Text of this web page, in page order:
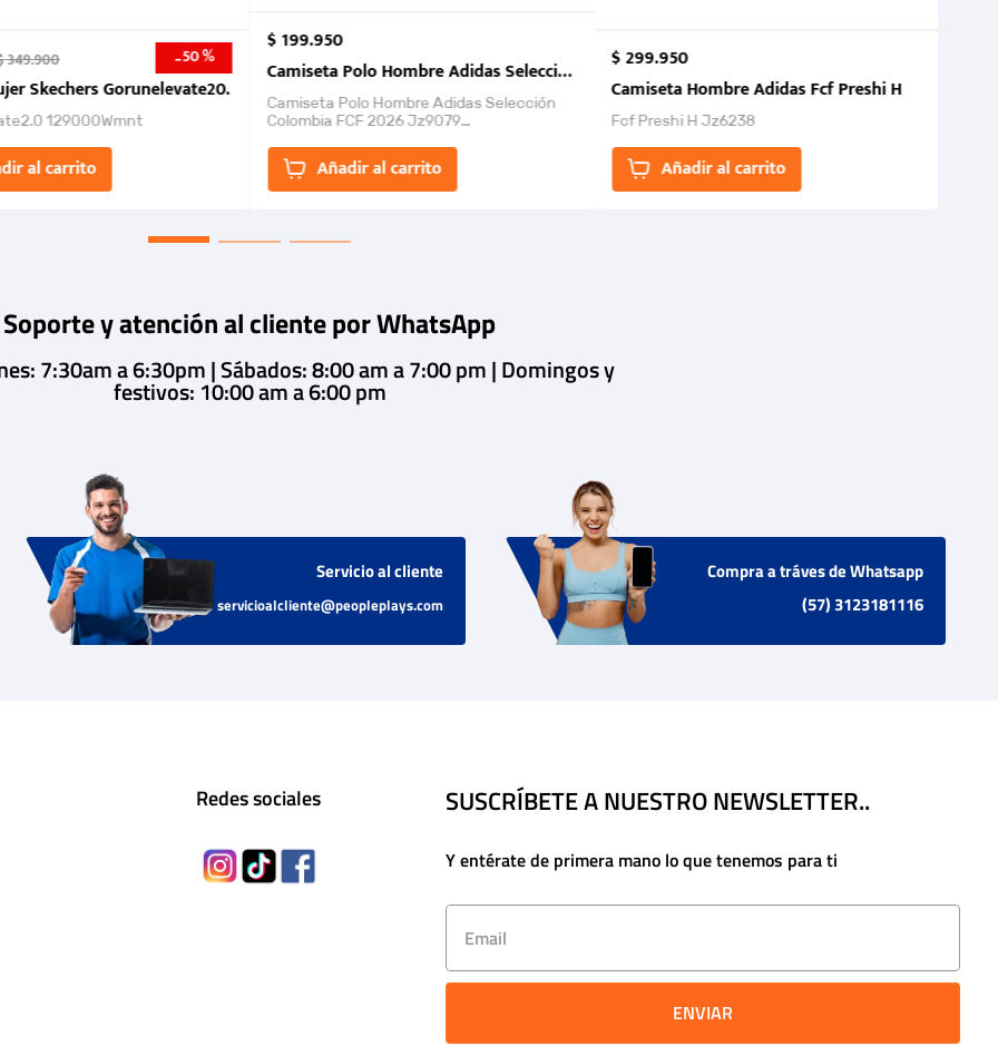
2026
349.900 -50 %
Skechers Gorunelevate20.
129000Wmnt
al carrito
$199.950
Camiseta Polo Hombre Adidas Selección Colombia FCF 2026.
Camiseta Polo Hombre Adidas Selección
Colombia FCF 2026 Jz9079
un estilo de...Añadir al carrito
$299.950
Camiseta Hombre Adidas Fcf Preshi H
Fcf Preshi H Jz6238
Añadir al carrito
Soporte y atención al cliente por WhatsApp
7:30am a 6:30pm | Sábados: 8:00 am a 7:00 pm | Domingos y
festivos: 10:00 am a 6:00 pm
Servicio al cliente
servicioalcliente@peopleplays.com
Compra a tráves de Whatsapp
(57) 3123181116
Redes sociales SUSCRÍBETE A NUESTRO NEWSLETTER..
Y entérate de primera mano lo que tenemos para ti
ENVIAR